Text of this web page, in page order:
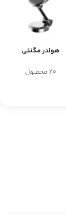
هولدر مگنتی
20 محصول